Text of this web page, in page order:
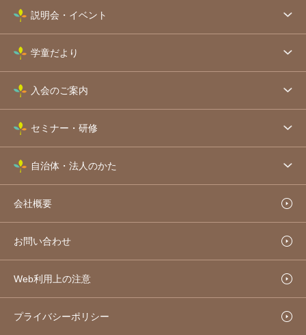
説明会・イベント
学童だより
入会のご案内
セミナー・研修
自治体・法人のかた
会社概要
お問い合わせ
Web利用上の注意
プライバシーポリシー